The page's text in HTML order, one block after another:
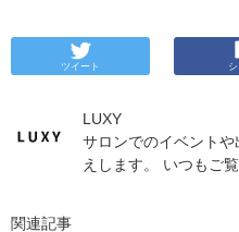
ツイート
LUXY
サロンでのイベント
えします。 いつもご
関連記事